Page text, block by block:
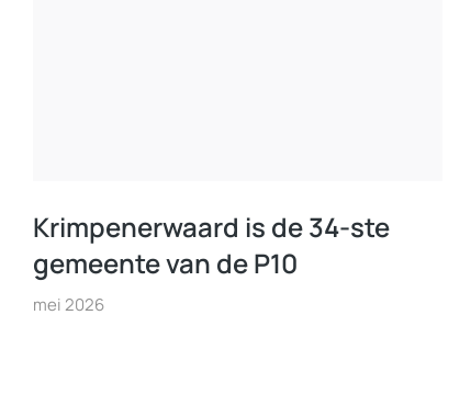
Krimpenerwaard is de 34-ste
gemeente van de P10
mei 2026